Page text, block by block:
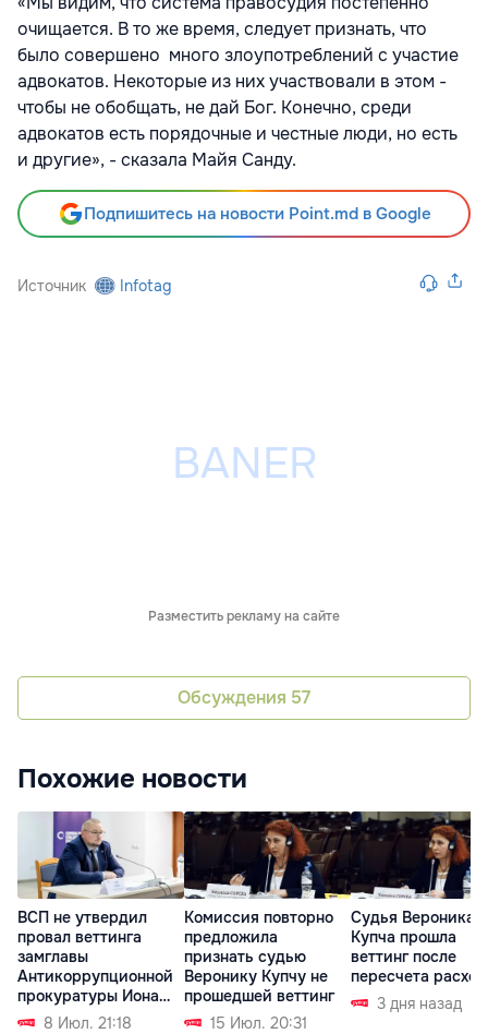
очищается. В то же время, следует признать, что
было совершено много злоупотреблений с участие
адвокатов. Некоторые из них участвовали в этом -
чтобы не обобщать, не дай Бог. Конечно, среди
адвокатов есть порядочные и честные люди, но есть
и другие», - сказала Майя Санду.
Подпишитесь на новости Point.md в Google
Источник Infotag
Разместить рекламу на сайте
Обсуждения 57
Похожие новости
ВСП не утвердил
провал веттинга
замглавы
Антикоррупционной
прокуратуры Иона
Припы8 Июл. 21:18
Комиссия повторно
предложила
признать судью
Веронику Купчу не
прошедшей веттинг
15 Июл. 20:31
Судья Вероника
Купча прошла
веттинг после
пересчета
3 дня назад